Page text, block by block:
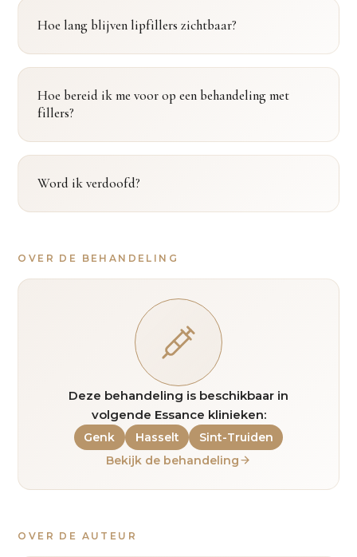
Hoe lang blijven lipfillers zichtbaar?
Hoe bereid ik me voor op een behandeling met
fillers?
Word ik verdoofd?
OVER DE BEHANDELING
Deze behandeling is beschikbaar in
volgende Essance klinieken:
Genk Hasselt
Sint-Truiden
Bekijk de behandeling
OVER DE AUTEUR